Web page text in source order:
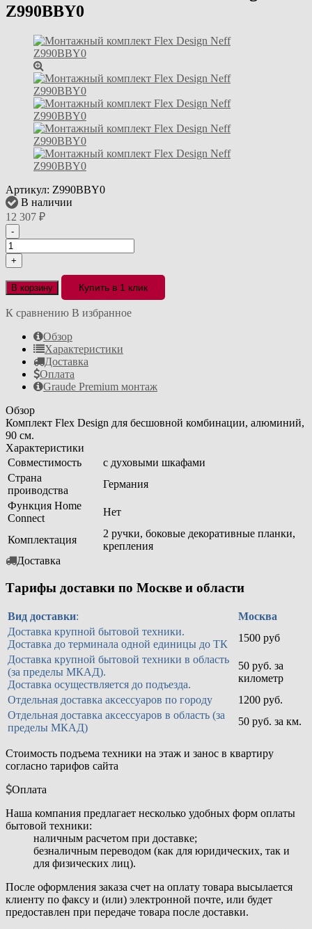
Z990BBY0
Артикул: Z990BBY0
В наличии
12 307 ₽
-
+
В корзину Купить в 1 клик
К сравнению В избранное
Обзор
Характеристики
Доставка
Оплата
Graude Premium монтаж
Обзор
Комплект Flex Design для бесшовной комбинации, алюминий,
90 см.
Характеристики
Совместимость
с духовыми шкафами
Страна
проиводства
Германия
Функция Home
Connect
Нет
Комплектация
2 ручки, боковые декоративные планки,
крепления
Доставка
Тарифы доставки по Москве и области
Вид доставки:
Москва
Доставка крупной бытовой техники.
Доставка до терминала одной единицы до ТК
1500 руб
Доставка крупной бытовой техники в область
(за пределы МКАД).
Доставка осуществляется до подъезда.
50 руб. за
километр
Отдельная доставка аксессуаров по городу
1200 руб.
Отдельная доставка аксессуаров в область (за
пределы МКАД)
50 руб. за км.
Стоимость подъема техники на этаж и занос в квартиру
согласно тарифов сайта
Оплата
Наша компания предлагает несколько удобных форм оплаты
бытовой техники:
наличным расчетом при доставке;
безналичным переводом (как для юридических, так и
для физических лиц).
После оформления заказа счет на оплату товара высылается
клиенту по факсу и (или) электронной почте, или будет
предоставлен при передаче товара после доставки.